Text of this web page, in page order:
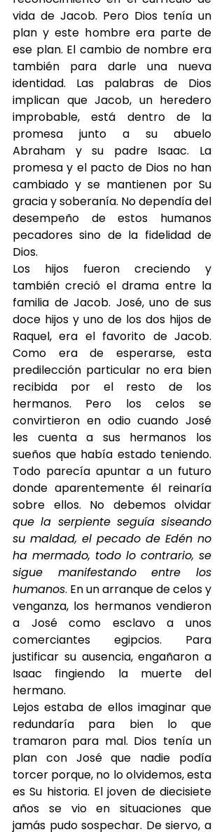
vida de Jacob. Pero Dios tenía un
plan y este hombre era parte de
ese plan. El cambio de nombre era
también para darle una nueva
identidad. Las palabras de Dios
implican que Jacob, un heredero
improbable, está dentro de la
promesa junto a su abuelo
Abraham y su padre Isaac. La
promesa y el pacto de Dios no han
cambiado y se mantienen por Su
gracia y soberanía. No dependía del
desempeño de estos humanos
pecadores sino de la fidelidad de
Dios.
Los hijos fueron creciendo y
también creció el drama entre la
familia de Jacob. José, uno de sus
doce hijos y uno de los dos hijos de
Raquel, era el favorito de Jacob.
Como era de esperarse, esta
predilección particular no era bien
recibida por el resto de los
hermanos. Pero los celos se
convirtieron en odio cuando José
les cuenta a sus hermanos los
sueños que había estado teniendo.
Todo parecía apuntar a un futuro
donde aparentemente él reinaría
que la serpiente seguía siseando
su maldad, el pecado de Edén no
ha mermado, todo lo contrario, se
sigue manifestando entre los
humanos. En un arranque de celos y
venganza, los hermanos vendieron
a José como esclavo a unos
comerciantes egipcios. Para
justificar su ausencia, engañaron a
Isaac fingiendo la muerte del
hermano.
Lejos estaba de ellos imaginar que
redundaría para bien lo que
tramaron para mal. Dios tenía un
plan con José que nadie podía
torcer porque, no lo olvidemos, esta
es Su historia. El joven de diecisiete
años se vio en situaciones que
jamás pudo sospechar. De siervo, a